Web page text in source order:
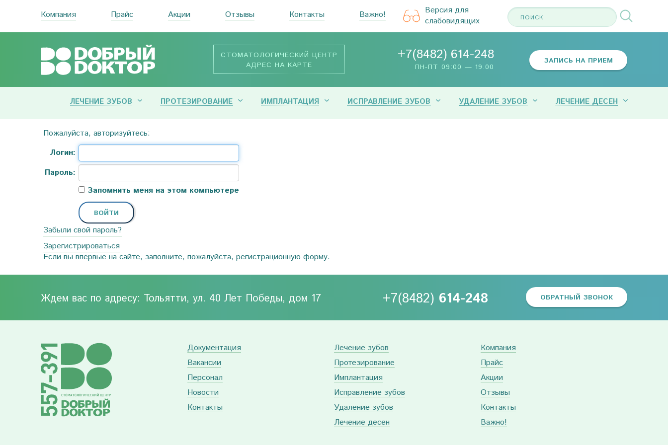
Компания Прайс Акции Отзывы Контакты Важно!
Версия для
слабовидящих
СТОМАТОЛОГИЧЕСКИЙ ЦЕНТР
АДРЕС НА КАРТЕ
+7(8482) 614-248
ПН-ПТ 09:00 — 19.00
ЗАПИСЬ НА ПРИЕМ
ЛЕЧЕНИЕ ЗУБОВ ПРОТЕЗИРОВАНИЕ ИМПЛАНТАЦИЯ ИСПРАВЛЕНИЕ ЗУБОВ УДАЛЕНИЕ ЗУБОВ ЛЕЧЕНИЕ ДЕСЕН
Пожалуйста, авторизуйтесь:
Логин:
Пароль:
Запомнить меня на этом компьютере
Забыли свой пароль?
Зарегистрироваться
Если вы впервые на сайте, заполните, пожалуйста, регистрационную форму.
Ждем вас по адресу: Тольятти, ул. 40 Лет Победы, дом 17 +7(8482) 614-248 ОБРАТНЫЙ ЗВОНОК
Документация
Вакансии
Персонал
Новости
Контакты
Лечение зубов
Протезирование
Имплантация
Исправление зубов
Удаление зубов
Лечение десен
Компания
Прайс
Акции
Отзывы
Контакты
Важно!